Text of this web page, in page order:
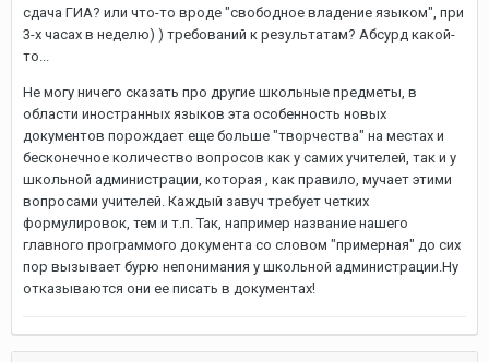
сдача ГИА? или что-то вроде "свободное владение языком", при
3-х часах в неделю) ) требований к результатам? Абсурд какой-
то...
Не могу ничего сказать про другие школьные предметы, в
области иностранных языков эта особенность новых
документов порождает еще больше "творчества" на местах и
бесконечное количество вопросов как у самих учителей, так и у
школьной администрации, которая , как правило, мучает этими
вопросами учителей. Каждый завуч требует четких
формулировок, тем и т.п. Так, например название нашего
главного программого документа со словом "примерная" до сих
пор вызывает бурю непонимания у школьной администрации.Ну
отказываются они ее писать в документах!